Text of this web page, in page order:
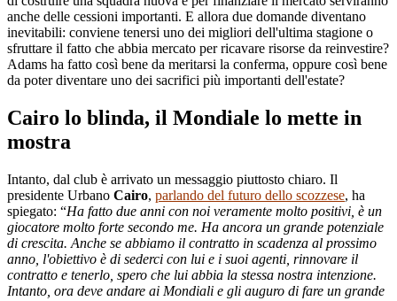
anche delle cessioni importanti. E allora due domande diventano
inevitabili: conviene tenersi uno dei migliori dell'ultima stagione o
sfruttare il fatto che abbia mercato per ricavare risorse da reinvestire?
Adams ha fatto così bene da meritarsi la conferma, oppure così bene
da poter diventare uno dei sacrifici più importanti dell'estate?
Cairo lo blinda, il Mondiale lo mette in
mostra
Intanto, dal club è arrivato un messaggio piuttosto chiaro. Il
presidente Urbano Cairo, parlando del futuro dello scozzese, ha
spiegato: “Ha fatto due anni con noi veramente molto positivi, è un
giocatore molto forte secondo me. Ha ancora un grande potenziale
di crescita. Anche se abbiamo il contratto in scadenza al prossimo
anno, l'obiettivo è di sederci con lui e i suoi agenti, rinnovare il
contratto e tenerlo, spero che lui abbia la stessa nostra intenzione.
Intanto, ora deve andare ai Mondiali e gli auguro di fare un grande